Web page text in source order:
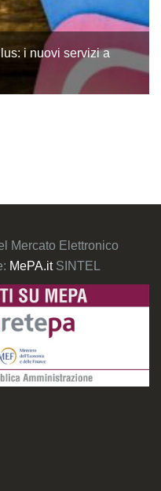
i nuovi servizi a
Mercato Elettronico
MePA.it SINTEL